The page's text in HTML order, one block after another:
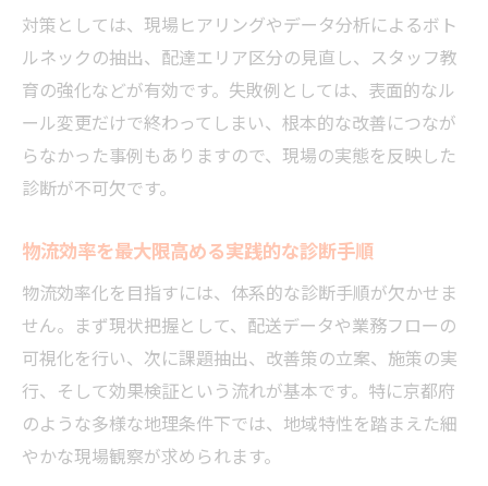
物流診断を成功させる事前準備と注意点
物流の現状把握から改善計画までの流れ
物流最適化のための重要チェックリスト
物流診断結果を活かす業務改善の具体策
物流データ分析で最適な改善策を導き出す
対策としては、現場ヒアリングやデータ分析によるボト
ルネックの抽出、配達エリア区分の見直し、スタッフ教
育の強化などが有効です。失敗例としては、表面的なル
ール変更だけで終わってしまい、根本的な改善につなが
らなかった事例もありますので、現場の実態を反映した
診断が不可欠です。
物流効率を最大限高める実践的な診断手順
物流効率化を目指すには、体系的な診断手順が欠かせま
せん。まず現状把握として、配送データや業務フローの
可視化を行い、次に課題抽出、改善策の立案、施策の実
行、そして効果検証という流れが基本です。特に京都府
のような多様な地理条件下では、地域特性を踏まえた細
やかな現場観察が求められます。